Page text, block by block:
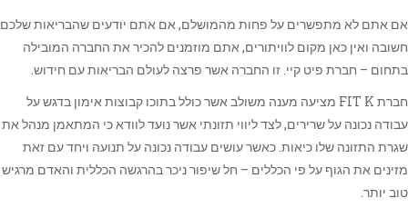
אם אתם לא מתפשרים על פחות מהמושלם, אם אתם יודעים שהבריאות שלכם
חשובה ואין כאן מקום לוויתורים, אתם מוזמנים להכיר את החברה המובילה
בתחום – חברת פיט קיי. זו החברה אשר פרצה לעולם הבריאות עם חידוש.
חברת FIT K מציעה מענה משולב אשר כולל בתוכו קבוצות אימון בדגש על
עבודה נכונה על שרירים, לצד ליווי תזונתי אשר נועד לוודא כי המתאמן מנהל את
שגרת התזונה שלו כיאות. כאשר עושים עבודה נכונה על תנועה ויחד עם זאת
מזינים את הגוף על פי הכללים – חל שיפור ניכר בהרגשה הכללית והאדם מרגיש
טוב יותר.